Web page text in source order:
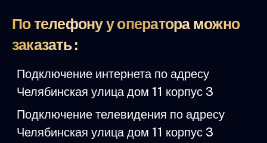
По телефону у оператора можно
заказать :
Подключение интернета по адресу
Челябинская улица дом 11 корпус 3
Подключение телевидения по адресу
Челябинская улица дом 11 корпус 3